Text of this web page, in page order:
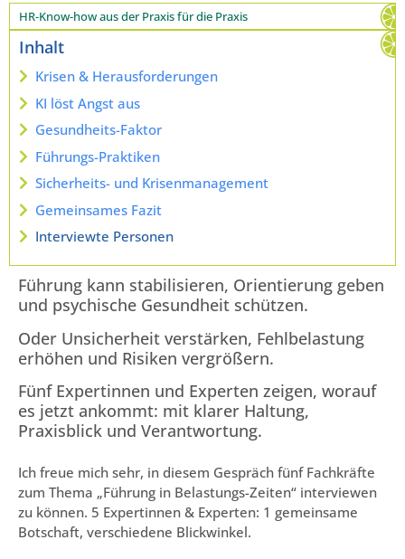
HR-Know-how aus der Praxis für die Praxis
Inhalt
Krisen & Herausforderungen
KI löst Angst aus
Gesundheits-Faktor
Führungs-Praktiken
Sicherheits- und Krisenmanagement
Gemeinsames Fazit
Interviewte Personen
Führung kann stabilisieren, Orientierung geben
und psychische Gesundheit schützen.
Oder Unsicherheit verstärken, Fehlbelastung
erhöhen und Risiken vergrößern.
Fünf Expertinnen und Experten zeigen, worauf
es jetzt ankommt: mit klarer Haltung,
Praxisblick und Verantwortung.
Ich freue mich sehr, in diesem Gespräch fünf Fachkräfte
zum Thema „Führung in Belastungs-Zeiten“ interviewen
zu können. 5 Expertinnen & Experten: 1 gemeinsame
Botschaft, verschiedene Blickwinkel.